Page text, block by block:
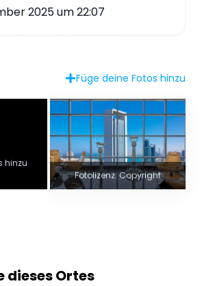
2025 um 22:07
Füge deine Fotos hinzu
hinzu
Fotolizenz: Copyright
dieses Ortes